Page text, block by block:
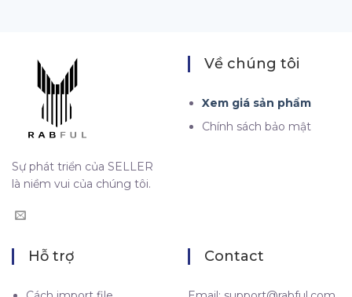
Sự phát triển của SELLER
là niềm vui của chúng tôi.
Về chúng tôi
Xem giá sản phẩm
Chính sách bảo mật
Hỗ trợ Contact